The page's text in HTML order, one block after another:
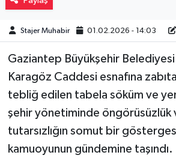
Stajer Muhabir 01.02.2026 - 14:03
Gaziantep Büyükşehir Belediyesi
Karagöz Caddesi esnafına zabıta
tebliğ edilen tabela söküm ve
şehir yönetiminde öngörüsüzlük
tutarsızlığın somut bir
kamuoyunun gündemine taşındı.
Spor
Teknoloji